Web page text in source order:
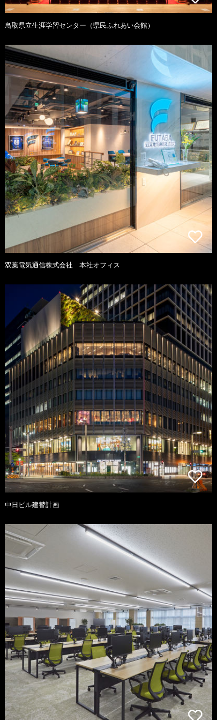
鳥取県立生涯学習センター（県民ふれあい会館）
双葉電気通信株式会社 本社オフィス
中日ビル建替計画